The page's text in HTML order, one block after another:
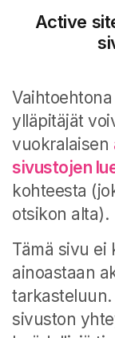
Active
ylläpitäjät
vuokralaisen
sivustojen
kohteesta
otsikon alta).
Tämä sivu ei
ainoastaan
sivuston